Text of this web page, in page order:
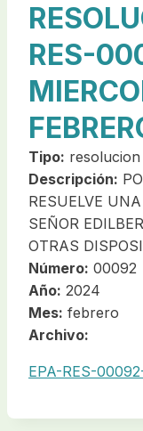
RES-
Tipo: resolucion
Descripción:
RESUELVE
SEÑOR
OTRAS
Número: 00092
Año: 2024
Mes: febrero
Archivo:
EPA-RES-